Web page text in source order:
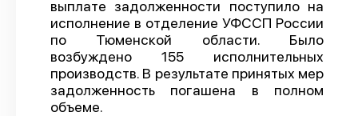
О проекте
Политика конфиденциальности
выплате задолженности поступило на
исполнение в отделение УФССП России
по Тюменской области. Было
возбуждено 155 исполнительных
производств. В результате принятых мер
задолженность погашена в полном
объеме.